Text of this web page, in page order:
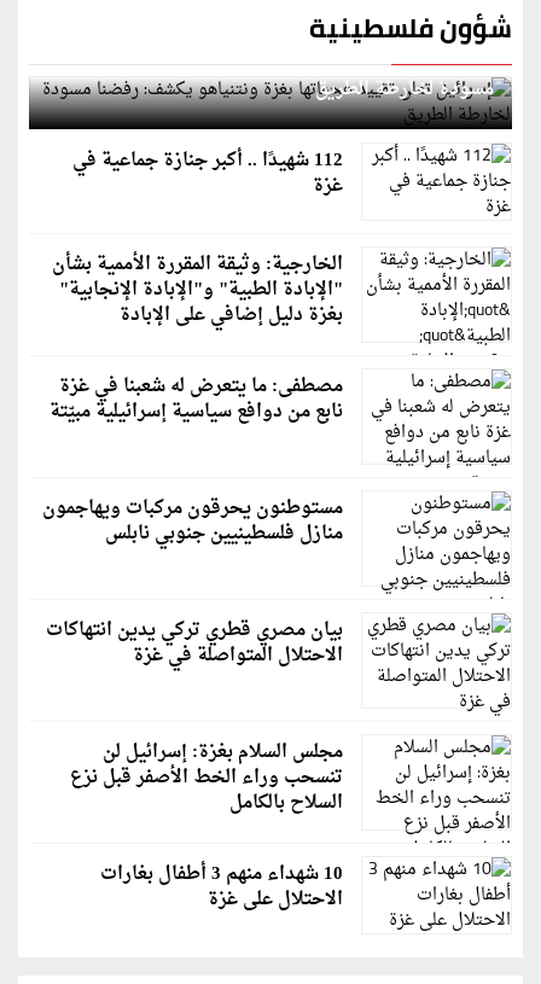
شؤون فلسطينية
إسرائيل تعلن تقييد هجماتها بغزة ونتنياهو يكشف: رفضنا
مسودة لخارطة الطريق
112 شهيدًا .. أكبر جنازة جماعية في
غزة
الخارجية: وثيقة المقررة الأممية بشأن
"الإبادة الطبية" و"الإبادة الإنجابية"
بغزة دليل إضافي على الإبادة
مصطفى: ما يتعرض له شعبنا في غزة
نابع من دوافع سياسية إسرائيلية مبيّتة
مستوطنون يحرقون مركبات ويهاجمون
منازل فلسطينيين جنوبي نابلس
بيان مصري قطري تركي يدين انتهاكات
الاحتلال المتواصلة في غزة
مجلس السلام بغزة: إسرائيل لن
تنسحب وراء الخط الأصفر قبل نزع
السلاح بالكامل
10 شهداء منهم 3 أطفال بغارات
الاحتلال على غزة